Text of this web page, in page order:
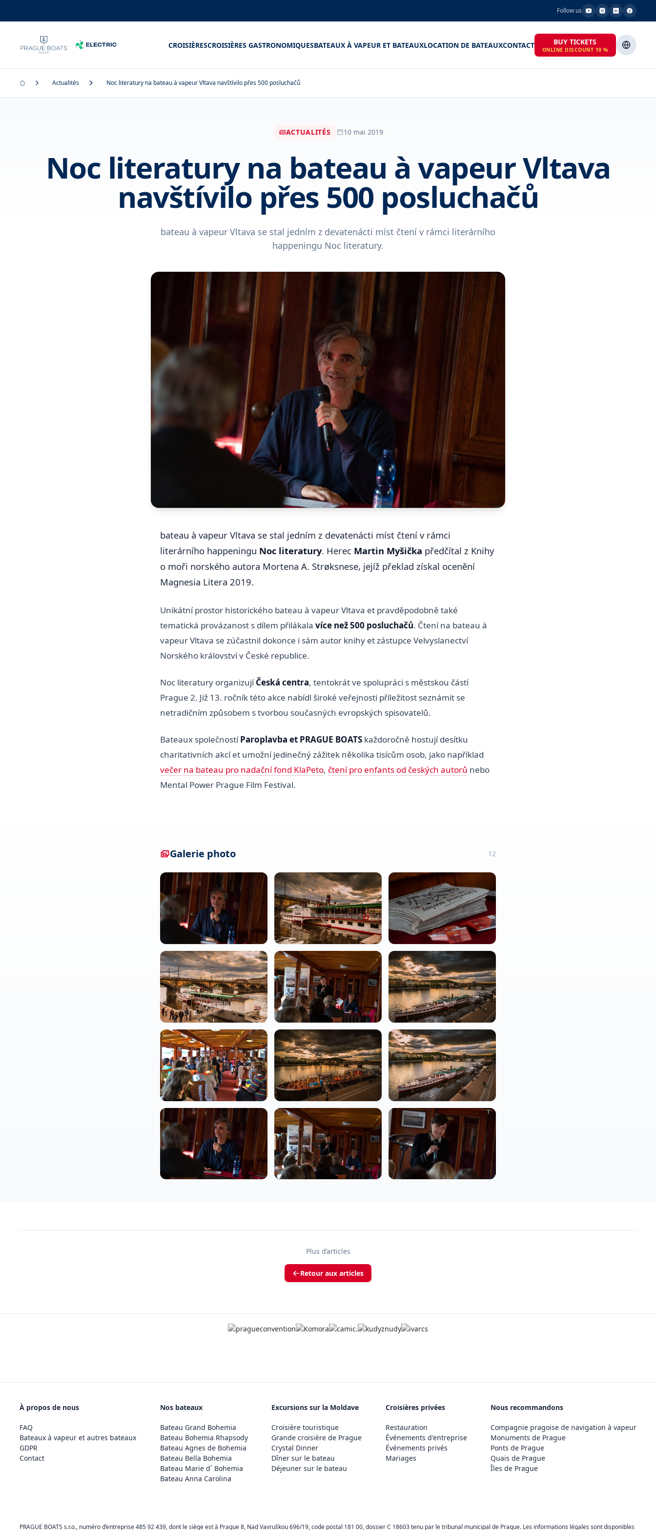
Follow us
CROISIÈRESCROISIÈRES GASTRONOMIQUESBATEAUX À VAPEUR ET BATEAUXLOCATION DE BATEAUXCONTACT BUY TICKETS
ONLINE DISCOUNT 10 %
Actualités Noc literatury na bateau à vapeur Vltava navštívilo přes 500 posluchačů
ACTUALITÉS 10 mai 2019
Noc literatury na bateau à vapeur Vltava
navštívilo přes 500 posluchačů
bateau à vapeur Vltava se stal jedním z devatenácti míst čtení v rámci literárního
happeningu Noc literatury.
bateau à vapeur Vltava se stal jedním z devatenácti míst čtení v rámci
literárního happeningu Noc literatury. Herec Martin Myšička předčítal z Knihy
o moři norského autora Mortena A. Strøksnese, jejíž překlad získal ocenění
Magnesia Litera 2019.
Unikátní prostor historického bateau à vapeur Vltava et pravděpodobně také
tematická provázanost s dílem přilákala více než 500 posluchačů. Čtení na bateau à
vapeur Vltava se zúčastnil dokonce i sám autor knihy et zástupce Velvyslanectví
Norského království v České republice.
Noc literatury organizujíČeská centra, tentokrát ve spolupráci s městskou částí
Prague 2. Již 13. ročník této akce nabídl široké veřejnosti příležitost seznámit se
netradičním způsobem s tvorbou současných evropských spisovatelů.
Bateaux společnostíParoplavba et PRAGUE BOATS každoročně hostují desítku
charitativních akcí et umožní jedinečný zážitek několika tisícům osob, jako například
večer na bateau pro nadační fond KlaPeto, čtení pro enfants od českých autorů nebo
Mental Power Prague Film Festival.
Galerie photo 12
Plus d’articles
Retour aux articles
À propos de nous
FAQ
Bateaux à vapeur et autres bateaux
GDPR
Contact
Nos bateaux
Bateau Grand Bohemia
Bateau Bohemia Rhapsody
Bateau Agnes de Bohemia
Bateau Bella Bohemia
Bateau Marie d´ Bohemia
Bateau Anna Carolina
Excursions sur la Moldave
Croisière touristique
Grande croisière de Prague
Crystal Dinner
Dîner sur le bateau
Déjeuner sur le bateau
Croisières privées
Restauration
Événements d'entreprise
Événements privés
Mariages
Nous recommandons
Compagnie pragoise de navigation à vapeur
Monuments de Prague
Ponts de Prague
Quais de Prague
Îles de Prague
PRAGUE BOATS s.r.o., numéro d’entreprise 485 92 439, dont le siège est à Prague 8, Nad Vavruškou 696/19, code postal 181 00, dossier C 18603 tenu par le tribunal municipal de Prague. Les informations légales sont disponibles